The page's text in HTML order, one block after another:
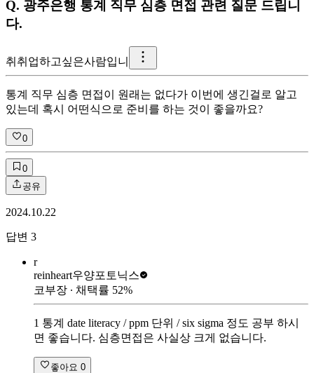
Q. 광주은행 통계 직무 심층 면접 관련 질문 드립니
다.
취 취업하고싶은사람입니
통계 직무 심층 면접이 원래는 없다가 이번에 생긴걸로 알고
있는데 혹시 어떤식으로 준비를 하는 것이 좋을까요?
0
0
공유
2024.10.22
답변 3
r
reinheart우양포토닉스
코부장 ∙ 채택률 52%
1 통계 date literacy / ppm 단위 / six sigma 정도 공부 하시
면 좋습니다. 심층면접은 사실상 크게 없습니다.
좋아요 0